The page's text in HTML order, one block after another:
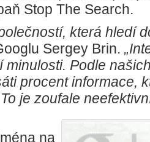
Stop The Search.
která hledí
Sergey Brin.
minulosti. Podle
procent informace,
je zoufale
na